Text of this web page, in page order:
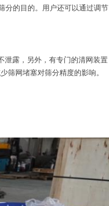
分的目的。用户还可以通过调节
泄露，另外，有专门的清网装置
网堵塞对筛分精度的影响。